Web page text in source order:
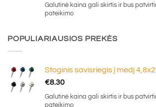
Galutinė kaina gali skirtis ir bus
pateikimo
POPULIARIAUSIOS PREKĖS
Stoginis savisriegis į medį
€8.30
Galutinė kaina gali skirtis ir bus
pateikimo